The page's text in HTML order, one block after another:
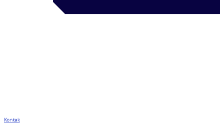
Kontak